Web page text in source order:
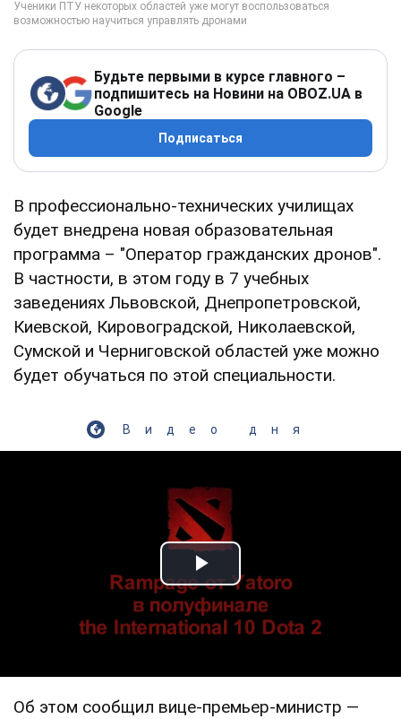
Будьте первыми в курсе главного –
подпишитесь на Новини на OBOZ.UA в
Google
Подписаться
В профессионально-технических училищах
будет внедрена новая образовательная
программа – "Оператор гражданских дронов".
В частности, в этом году в 7 учебных
заведениях Львовской, Днепропетровской,
Киевской, Кировоградской, Николаевской,
Сумской и Черниговской областей уже можно
будет обучаться по этой специальности.
Видео дня
Play Video
Об этом сообщил вице-премьер-министр —